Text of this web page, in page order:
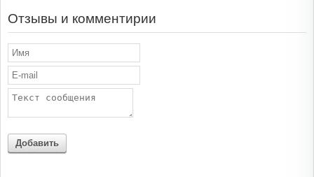
Отзывы и комментирии
Добавить